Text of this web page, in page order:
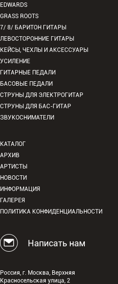
EDWARDS
GRASS ROOTS
7/ 8/ БАРИТОН ГИТАРЫ
ЛЕВОСТОРОННИЕ ГИТАРЫ
КЕЙСЫ, ЧЕХЛЫ И АКСЕССУАРЫ
УСИЛЕНИЕ
ГИТАРНЫЕ ПЕДАЛИ
БАСОВЫЕ ПЕДАЛИ
СТРУНЫ ДЛЯ ЭЛЕКТРОГИТАР
СТРУНЫ ДЛЯ БАС-ГИТАР
ЗВУКОСНИМАТЕЛИ
КАТАЛОГ
АРХИВ
АРТИСТЫ
НОВОСТИ
ИНФОРМАЦИЯ
ГАЛЕРЕЯ
ПОЛИТИКА КОНФИДЕНЦИАЛЬНОСТИ
Написать нам
Россия, г. Москва, Верхняя
Красносельская улица, 2